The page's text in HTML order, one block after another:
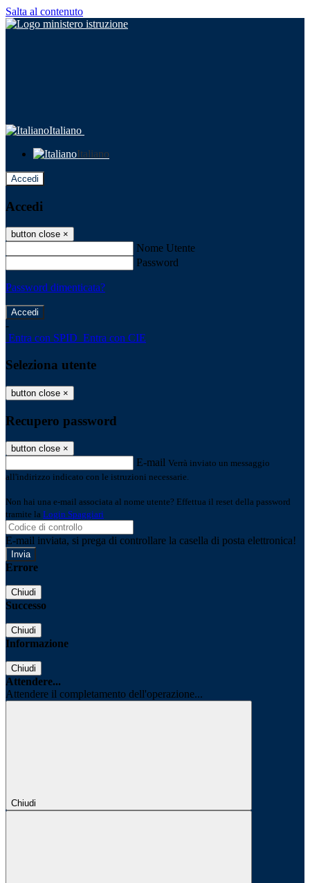
Salta al contenuto
Italiano
Italiano
Accedi
Accedi
button close ×
Nome Utente
Password
Password dimenticata?
-
Entra con SPID Entra con CIE
Seleziona utente
button close ×
Recupero password
button close ×
E-mail Verrà inviato un messaggio
all'indirizzo indicato con le istruzioni necessarie.
Non hai una e-mail associata al nome utente? Effettua il reset della password
tramite la Login Spaggiari
E-mail inviata, si prega di controllare la casella di posta elettronica!
Errore
Chiudi
Successo
Chiudi
Informazione
Chiudi
Attendere...
Attendere il completamento dell'operazione...
Chiudi